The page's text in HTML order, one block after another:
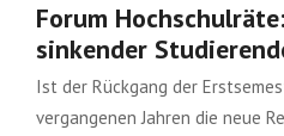
Forum
sinkender
Ist der Rückgang der
vergangenen Jahren die neue